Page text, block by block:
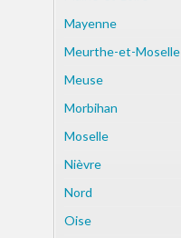
Mayenne
Meurthe-et-Moselle
Meuse
Morbihan
Moselle
Nièvre
Nord
Oise